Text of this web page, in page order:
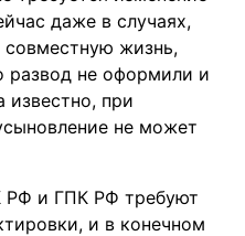
даже в случаях,
совместную жизнь,
развод не оформили и
известно, при
не может
и ГПК РФ требуют
и в конечном